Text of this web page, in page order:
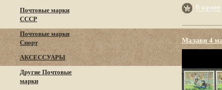
Почтовые марки
СССР
Почтовые марки
Спорт
АКСЕССУАРЫ
Другие Почтовые
марки
В корзину
Малави 4